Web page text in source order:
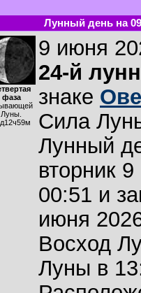
Лунный день на
фаза
Луны.
9 июня
24-й
знаке
Сила
Лунный
вторник
00:51 и
июня
Восход
Луны в